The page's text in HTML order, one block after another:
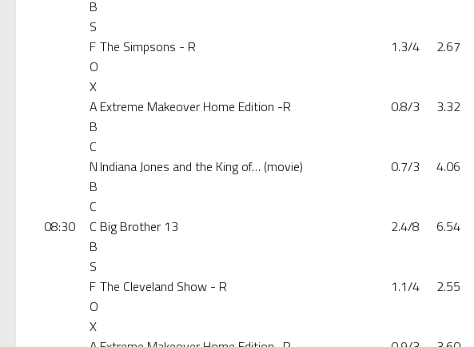
B
S
F
O
X
The Simpsons - R 1.3/4 2.67
A
B
C
Extreme Makeover Home Edition -R 0.8/3 3.32
N
B
C
Indiana Jones and the King of… (movie) 0.7/3 4.06
08:30
C
B
S
Big Brother 13 2.4/8 6.54
F
O
X
The Cleveland Show - R 1.1/4 2.55